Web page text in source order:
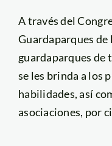
A través del
Guardaparques de
guardaparques de
se les brinda a los
habilidades, así
asociaciones, por